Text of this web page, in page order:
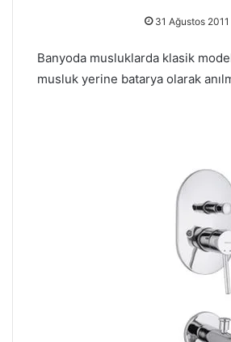
31 Ağustos 2011
Banyoda musluklarda klasik
musluk yerine batarya olarak